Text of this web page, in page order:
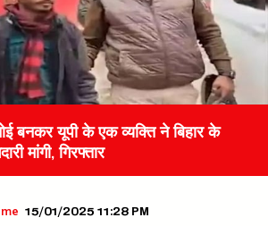
बनकर यूपी के एक व्यक्ति ने बिहार के
मांगी, गिरफ्तार
15/01/2025 11:28 PM